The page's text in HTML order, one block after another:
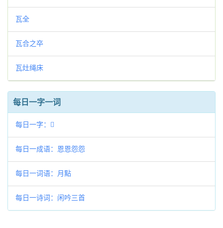
瓦全
瓦合之卒
瓦灶绳床
每日一字一词
每日一字：𡷺
每日一成语：恩恩怨怨
每日一词语：月點
每日一诗词：闲吟三首